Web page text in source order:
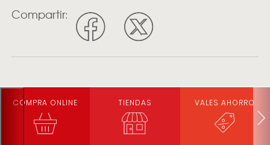
Compartir:
COMPRA ONLINE TIENDAS VALES AHORRO